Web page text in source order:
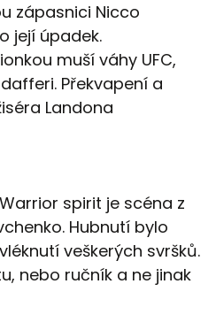
zápasnici Nicco
její úpadek.
muší váhy UFC,
Překvapení a
Landona
spirit je scéna z
Hubnutí bylo
veškerých svršků.
nebo ručník a ne jinak